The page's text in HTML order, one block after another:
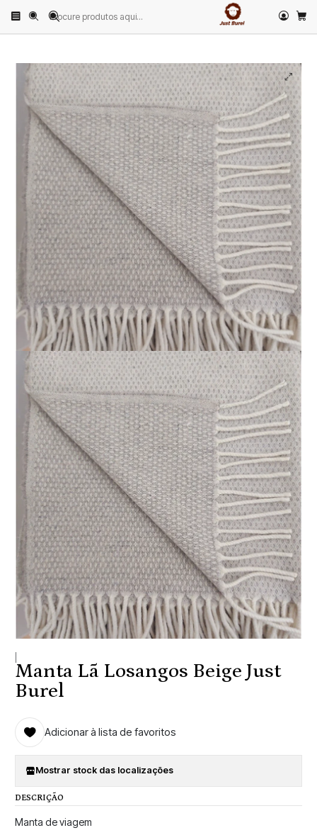
Início PRODUTOS CASA & DECORAÇÃO Mantas
Manta Lã Losangos Beige Just Burel
Manta Lã Losangos Beige Just
Burel
Adicionar à lista de favoritos
Mostrar stock das localizações
DESCRIÇÃO
Manta de viagem